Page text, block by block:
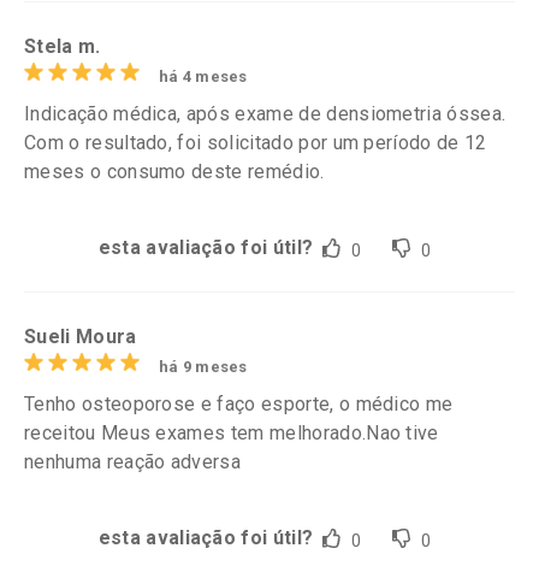
Stela m.
há 4 meses
Indicação médica, após exame de densiometria óssea.
Com o resultado, foi solicitado por um período de 12
meses o consumo deste remédio.
esta avaliação foi útil? 0 0
Sueli Moura
há 9 meses
Tenho osteoporose e faço esporte, o médico me
receitou Meus exames tem melhorado.Nao tive
nenhuma reação adversa
esta avaliação foi útil? 0 0